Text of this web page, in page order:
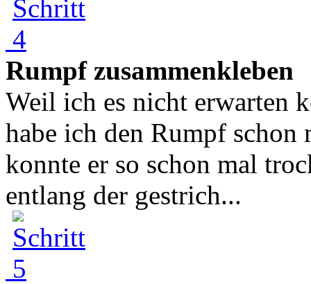
Rumpf zusammenkleben
Weil ich es nicht erwarten
habe ich den Rumpf schon
konnte er so schon mal
entlang der gestrich...